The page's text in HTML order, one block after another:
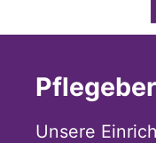
Unsere